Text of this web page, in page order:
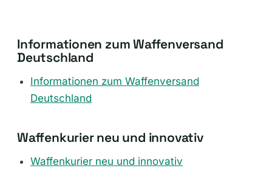
Informationen zum Waffenversand
Deutschland
Informationen zum Waffenversand
Deutschland
Waffenkurier neu und innovativ
Waffenkurier neu und innovativ